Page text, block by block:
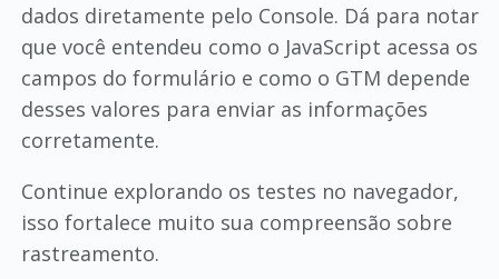
dados diretamente pelo Console. Dá para notar
que você entendeu como o JavaScript acessa os
campos do formulário e como o GTM depende
desses valores para enviar as informações
corretamente.
Continue explorando os testes no navegador,
isso fortalece muito sua compreensão sobre
rastreamento.